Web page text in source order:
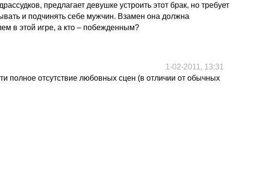
предлагает девушке устроить этот брак, но требует
и подчинять себе мужчин. Взамен она должна
в этой игре, а кто – побежденным?
1-02-2011, 13:31
полное отсутствие любовных сцен (в отличии от обычных